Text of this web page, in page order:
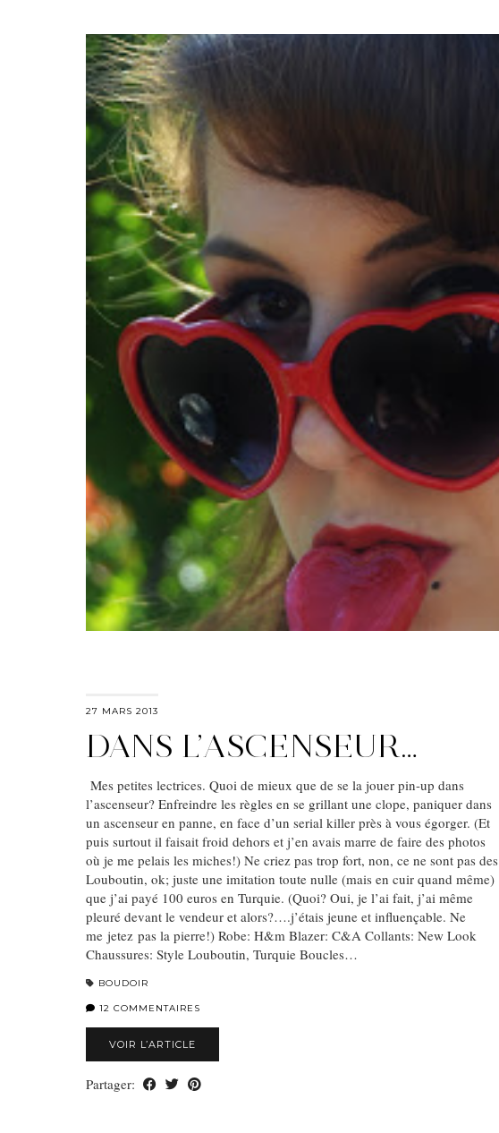
27 MARS 2013
DANS L’ASCENSEUR…
Mes petites lectrices. Quoi de mieux que de se la jouer pin-up dans
l’ascenseur? Enfreindre les règles en se grillant une clope, paniquer dans
un ascenseur en panne, en face d’un serial killer près à vous égorger. (Et
puis surtout il faisait froid dehors et j’en avais marre de faire des photos
où je me pelais les miches!) Ne criez pas trop fort, non, ce ne sont pas des
Louboutin, ok; juste une imitation toute nulle (mais en cuir quand même)
que j’ai payé 100 euros en Turquie. (Quoi? Oui, je l’ai fait, j’ai même
pleuré devant le vendeur et alors?….j’étais jeune et influençable. Ne
me jetez pas la pierre!) Robe: H&m Blazer: C&A Collants: New Look
Chaussures: Style Louboutin, Turquie Boucles…
BOUDOIR
12 COMMENTAIRES
VOIR L’ARTICLE
Partager: